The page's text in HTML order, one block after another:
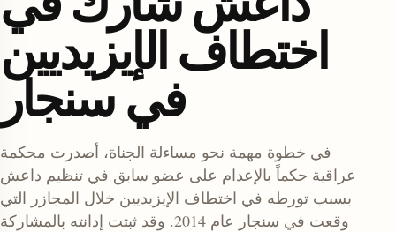
اختطاف الإيزيديين
في سنجار
في خطوة مهمة نحو مساءلة الجناة، أصدرت محكمة
عراقية حكماً بالإعدام على عضو سابق في تنظيم داعش
بسبب تورطه في اختطاف الإيزيديين خلال المجازر التي
وقعت في سنجار عام 2014. وقد ثبتت إدانته بالمشاركة